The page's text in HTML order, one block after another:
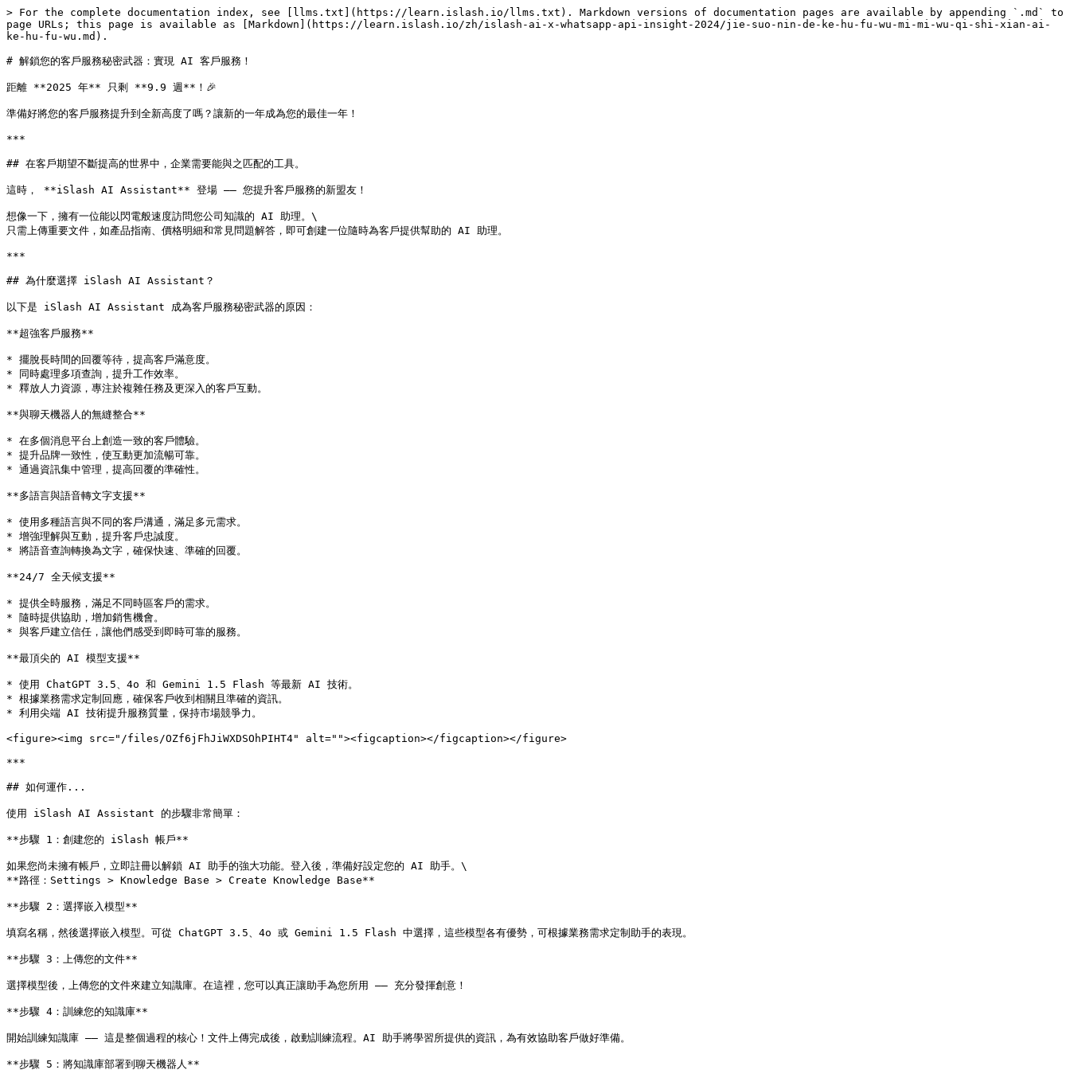
> For the complete documentation index, see [llms.txt](https://learn.islash.io/llms.txt). Markdown versions of documentation pages are available by appending `.md` to
page URLs; this page is available as [Markdown](https://learn.islash.io/zh/islash-ai-x-whatsapp-api-insight-2024/jie-suo-nin-de-ke-hu-fu-wu-mi-mi-wu-qi-shi-xian-ai-
ke-hu-fu-wu.md).
# 解鎖您的客戶服務秘密武器：實現 AI 客戶服務！
距離 **2025 年** 只剩 **9.9 週**！🎉
準備好將您的客戶服務提升到全新高度了嗎？讓新的一年成為您的最佳一年！
***
## 在客戶期望不斷提高的世界中，企業需要能與之匹配的工具。
這時， **iSlash AI Assistant** 登場 —— 您提升客戶服務的新盟友！
想像一下，擁有一位能以閃電般速度訪問您公司知識的 AI 助理。\
只需上傳重要文件，如產品指南、價格明細和常見問題解答，即可創建一位隨時為客戶提供幫助的 AI 助理。
***
## 為什麼選擇 iSlash AI Assistant？
以下是 iSlash AI Assistant 成為客戶服務秘密武器的原因：
**超強客戶服務**
* 擺脫長時間的回覆等待，提高客戶滿意度。
* 同時處理多項查詢，提升工作效率。
* 釋放人力資源，專注於複雜任務及更深入的客戶互動。
**與聊天機器人的無縫整合**
* 在多個消息平台上創造一致的客戶體驗。
* 提升品牌一致性，使互動更加流暢可靠。
* 通過資訊集中管理，提高回覆的準確性。
**多語言與語音轉文字支援**
* 使用多種語言與不同的客戶溝通，滿足多元需求。
* 增強理解與互動，提升客戶忠誠度。
* 將語音查詢轉換為文字，確保快速、準確的回覆。
**24/7 全天候支援**
* 提供全時服務，滿足不同時區客戶的需求。
* 隨時提供協助，增加銷售機會。
* 與客戶建立信任，讓他們感受到即時可靠的服務。
**最頂尖的 AI 模型支援**
* 使用 ChatGPT 3.5、4o 和 Gemini 1.5 Flash 等最新 AI 技術。
* 根據業務需求定制回應，確保客戶收到相關且準確的資訊。
* 利用尖端 AI 技術提升服務質量，保持市場競爭力。
<figure><img src="/files/OZf6jFhJiWXDSOhPIHT4" alt=""><figcaption></figcaption></figure>
***
## 如何運作...
使用 iSlash AI Assistant 的步驟非常簡單：
**步驟 1：創建您的 iSlash 帳戶**
如果您尚未擁有帳戶，立即註冊以解鎖 AI 助手的強大功能。登入後，準備好設定您的 AI 助手。\
**路徑：Settings > Knowledge Base > Create Knowledge Base**
**步驟 2：選擇嵌入模型**
填寫名稱，然後選擇嵌入模型。可從 ChatGPT 3.5、4o 或 Gemini 1.5 Flash 中選擇，這些模型各有優勢，可根據業務需求定制助手的表現。
**步驟 3：上傳您的文件**
選擇模型後，上傳您的文件來建立知識庫。在這裡，您可以真正讓助手為您所用 —— 充分發揮創意！
**步驟 4：訓練您的知識庫**
開始訓練知識庫 —— 這是整個過程的核心！文件上傳完成後，啟動訓練流程。AI 助手將學習所提供的資訊，為有效協助客戶做好準備。
**步驟 5：將知識庫部署到聊天機器人**